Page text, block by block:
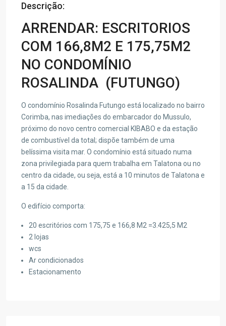
Descrição:
ARRENDAR: ESCRITORIOS
COM 166,8M2 E 175,75M2
NO CONDOMÍNIO
ROSALINDA (FUTUNGO)
O condomínio Rosalinda Futungo está localizado no bairro
Corimba, nas imediações do embarcador do Mussulo,
próximo do novo centro comercial KIBABO e da estação
de combustível da total; dispõe também de uma
belíssima visita mar. O condomínio está situado numa
zona privilegiada para quem trabalha em Talatona ou no
centro da cidade, ou seja, está a 10 minutos de Talatona e
a 15 da cidade.
O edifício comporta:
20 escritórios com 175,75 e 166,8 M2 =3.425,5 M2
2 lojas
wcs
Ar condicionados
Estacionamento